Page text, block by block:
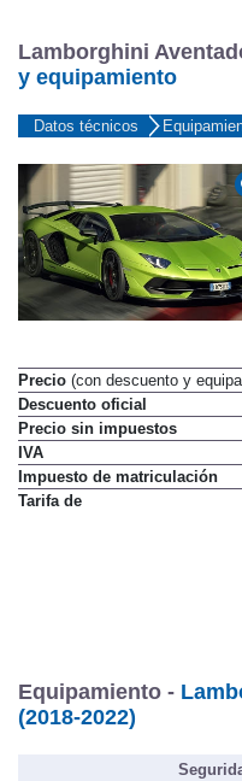
Lamborghini
y equipamiento
Datos técnicos
Precio (con descuento y
Descuento oficial
Precio sin impuestos
IVA
Impuesto de matriculación
Tarifa de
Equipamiento -
(2018-2022)